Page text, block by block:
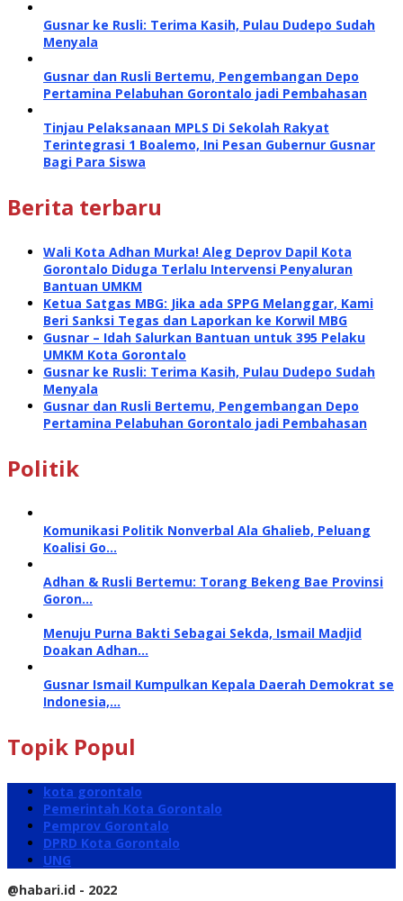
Gusnar ke Rusli: Terima Kasih, Pulau Dudepo Sudah
Menyala
Gusnar dan Rusli Bertemu, Pengembangan Depo
Pertamina Pelabuhan Gorontalo jadi Pembahasan
Tinjau Pelaksanaan MPLS Di Sekolah Rakyat
Terintegrasi 1 Boalemo, Ini Pesan Gubernur Gusnar
Bagi Para Siswa
Berita terbaru
Wali Kota Adhan Murka! Aleg Deprov Dapil Kota
Gorontalo Diduga Terlalu Intervensi Penyaluran
Bantuan UMKM
Ketua Satgas MBG: Jika ada SPPG Melanggar, Kami
Beri Sanksi Tegas dan Laporkan ke Korwil MBG
Gusnar – Idah Salurkan Bantuan untuk 395 Pelaku
UMKM Kota Gorontalo
Gusnar ke Rusli: Terima Kasih, Pulau Dudepo Sudah
Menyala
Gusnar dan Rusli Bertemu, Pengembangan Depo
Pertamina Pelabuhan Gorontalo jadi Pembahasan
Politik
Komunikasi Politik Nonverbal Ala Ghalieb, Peluang
Koalisi Go…
Adhan & Rusli Bertemu: Torang Bekeng Bae Provinsi
Goron…
Menuju Purna Bakti Sebagai Sekda, Ismail Madjid
Doakan Adhan…
Gusnar Ismail Kumpulkan Kepala Daerah Demokrat se
Indonesia,…
Topik Popul
kota gorontalo
Pemerintah Kota Gorontalo
Pemprov Gorontalo
DPRD Kota Gorontalo
UNG
@habari.id - 2022